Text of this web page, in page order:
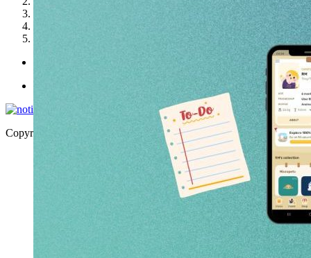
Politica de utilizare cookies
Copyright © 2026 | WordPress Theme byMH Themes